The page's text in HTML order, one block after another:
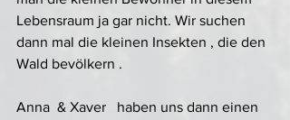
Lebensraum ja gar nicht. Wir suchen
dann mal die kleinen Insekten , die den
Wald bevölkern .
Anna  & Xaver   haben uns dann einen